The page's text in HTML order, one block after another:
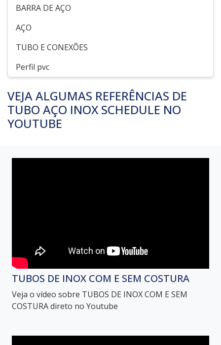
BARRA DE AÇO
AÇO
TUBO E CONEXÕES
Perfil pvc
VEJA ALGUMAS REFERÊNCIAS DE
TUBO AÇO INOX SCHEDULE NO
YOUTUBE
TUBOS DE INOX COM E SEM COSTURA
Veja o vídeo sobre TUBOS DE INOX COM E SEM
COSTURA direto no Youtube